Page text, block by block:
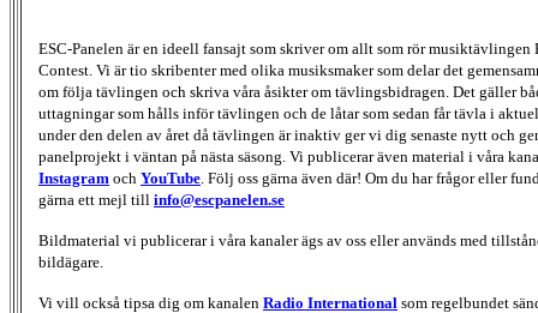
ESC-Panelen är en ideell fansajt som skriver om allt som rör musiktävlingen
Contest. Vi är tio skribenter med olika musiksmaker som delar det
om följa tävlingen och skriva våra åsikter om tävlingsbidragen. Det gäller
uttagningar som hålls inför tävlingen och de låtar som sedan får tävla i
under den delen av året då tävlingen är inaktiv ger vi dig senaste nytt och
panelprojekt i väntan på nästa säsong. Vi publicerar även material i våra
Instagram och YouTube . Följ oss gärna även där! Om du har frågor eller
gärna ett mejl till info@escpanelen.se
Bildmaterial vi publicerar i våra kanaler ägs av oss eller används med
bildägare.
Vi vill också tipsa dig om kanalen Radio International som regelbundet